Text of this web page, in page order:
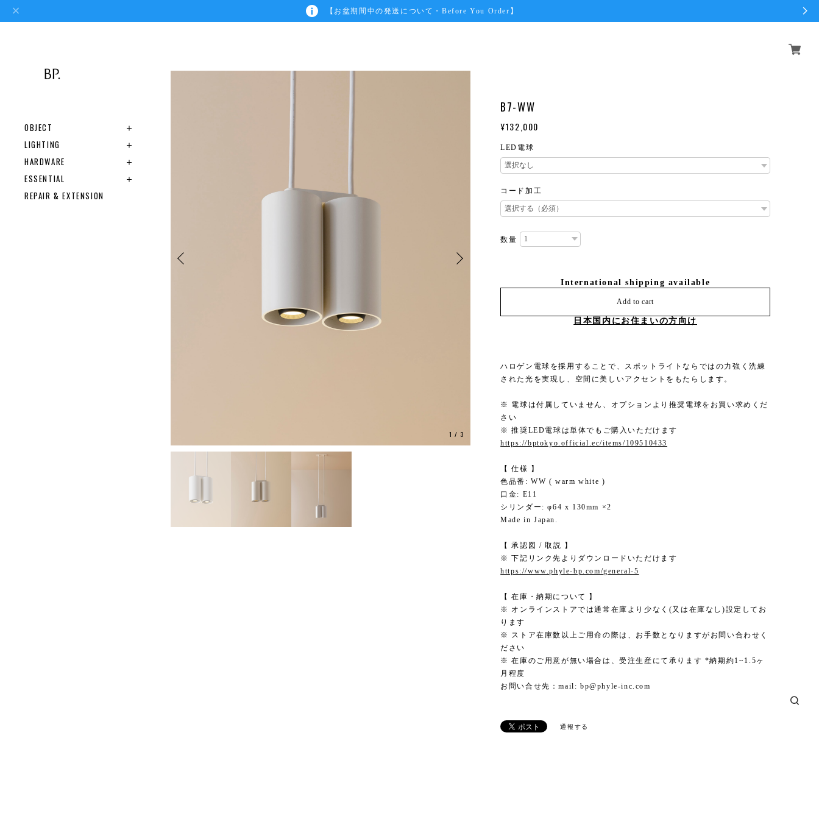
【お盆期間中の発送について・Before You Order】
OBJECT
LIGHTING
HARDWARE
ESSENTIAL
REPAIR & EXTENSION
1 / 3
B7-WW
¥132,000
LED電球
コード加工
数量
International shipping available
Add to cart
日本国内にお住まいの方向け
ハロゲン電球を採用することで、スポットライトならではの力強く洗練
された光を実現し、空間に美しいアクセントをもたらします。
※ 電球は付属していません、オプションより推奨電球をお買い求めくだ
さい
※ 推奨LED電球は単体でもご購入いただけます
https://bptokyo.official.ec/items/109510433
【 仕様 】
色品番: WW ( warm white )
口金: E11
シリンダー: φ64 x 130mm ×2
Made in Japan.
【 承認図 / 取説 】
※ 下記リンク先よりダウンロードいただけます
https://www.phyle-bp.com/general-5
【 在庫・納期について 】
※ オンラインストアでは通常在庫より少なく(又は在庫なし)設定してお
ります
※ ストア在庫数以上ご用命の際は、お手数となりますがお問い合わせく
ださい
※ 在庫のご用意が無い場合は、受注生産にて承ります *納期約1~1.5ヶ
月程度
お問い合せ先：mail:bp@phyle-inc.com
通報する